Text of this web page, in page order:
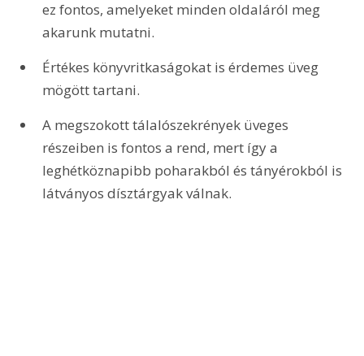
ez fontos, amelyeket minden oldaláról meg
akarunk mutatni.
Értékes könyvritkaságokat is érdemes üveg
mögött tartani.
A megszokott tálalószekrények üveges
részeiben is fontos a rend, mert így a
leghétköznapibb poharakból és tányérokból is
látványos dísztárgyak válnak.